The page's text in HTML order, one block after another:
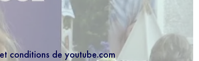
conditions de youtube.com